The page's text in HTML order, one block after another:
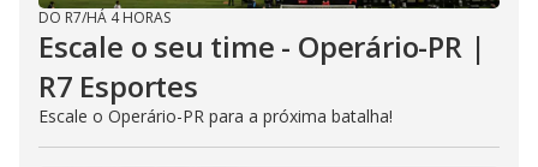
DO R7/HÁ 4 HORAS
Escale o seu time - Operário-PR |
R7 Esportes
Escale o Operário-PR para a próxima batalha!